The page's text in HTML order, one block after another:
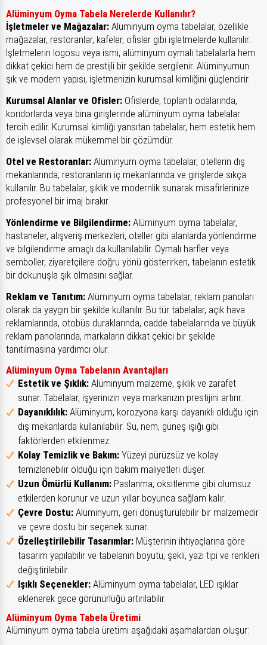
Alüminyum Oyma Tabela Nerelerde Kullanılır?
İşletmeler ve Mağazalar: Alüminyum oyma tabelalar, özellikle
mağazalar, restoranlar, kafeler, ofisler gibi işletmelerde kullanılır.
İşletmelerin logosu veya ismi, alüminyum oymalı tabelalarla hem
dikkat çekici hem de prestijli bir şekilde sergilenir. Alüminyumun
şık ve modern yapısı, işletmenizin kurumsal kimliğini güçlendirir.
Kurumsal Alanlar ve Ofisler: Ofislerde, toplantı odalarında,
koridorlarda veya bina girişlerinde alüminyum oyma tabelalar
tercih edilir. Kurumsal kimliği yansıtan tabelalar, hem estetik hem
de işlevsel olarak mükemmel bir çözümdür.
Otel ve Restoranlar: Alüminyum oyma tabelalar, otellerin dış
mekanlarında, restoranların iç mekanlarında ve girişlerde sıkça
kullanılır. Bu tabelalar, şıklık ve modernlik sunarak misafirlerinize
profesyonel bir imaj bırakır.
Yönlendirme ve Bilgilendirme: Alüminyum oyma tabelalar,
hastaneler, alışveriş merkezleri, oteller gibi alanlarda yönlendirme
ve bilgilendirme amaçlı da kullanılabilir. Oymalı harfler veya
semboller, ziyaretçilere doğru yönü gösterirken, tabelanın estetik
bir dokunuşla şık olmasını sağlar.
Reklam ve Tanıtım: Alüminyum oyma tabelalar, reklam panoları
olarak da yaygın bir şekilde kullanılır. Bu tür tabelalar, açık hava
reklamlarında, otobüs duraklarında, cadde tabelalarında ve büyük
reklam panolarında, markaların dikkat çekici bir şekilde
tanıtılmasına yardımcı olur.
Alüminyum Oyma Tabelanın Avantajları
Estetik ve Şıklık: Alüminyum malzeme, şıklık ve zarafet
sunar. Tabelalar, işyerinizin veya markanızın prestijini artırır.
Dayanıklılık: Alüminyum, korozyona karşı dayanıklı olduğu için
dış mekanlarda kullanılabilir. Su, nem, güneş ışığı gibi
faktörlerden etkilenmez.
Kolay Temizlik ve Bakım: Yüzeyi pürüzsüz ve kolay
temizlenebilir olduğu için bakım maliyetleri düşer.
Uzun Ömürlü Kullanım: Paslanma, oksitlenme gibi olumsuz
etkilerden korunur ve uzun yıllar boyunca sağlam kalır.
Çevre Dostu: Alüminyum, geri dönüştürülebilir bir malzemedir
ve çevre dostu bir seçenek sunar.
Özelleştirilebilir Tasarımlar: Müşterinin ihtiyaçlarına göre
tasarım yapılabilir ve tabelanın boyutu, şekli, yazı tipi ve renkleri
değiştirilebilir.
Işıklı Seçenekler: Alüminyum oyma tabelalar, LED ışıklar
eklenerek gece görünürlüğü artırılabilir.
Alüminyum Oyma Tabela Üretimi
Alüminyum oyma tabela üretimi aşağıdaki aşamalardan oluşur: